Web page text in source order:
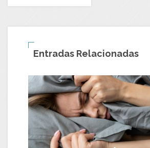
Entradas Relacionadas